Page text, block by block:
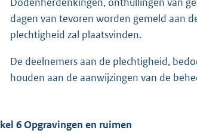
dagen van tevoren worden gemeld aan
plechtigheid zal plaatsvinden.
De deelnemers aan de plechtigheid,
houden aan de aanwijzingen van de
6 Opgravingen en ruimen